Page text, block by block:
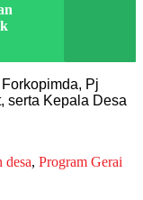
Pj
serta Kepala Desa
desa, Program Gerai